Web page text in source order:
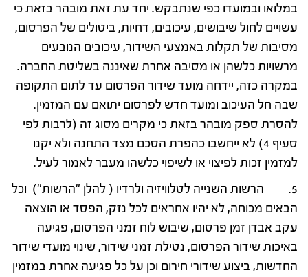
במלואו ובמועדו כפי שנתבקש. יחד עת זאת מובהר בזאת כי
עשויים לחול שיבושים, עיכובים, דחיות, ביטולים של הפרסום,
מסיבות של תקלות באמצעי השידור, עיכובים הנובעים
מרשויות כלשהן או מסיבה אחרת שאיננה בשליטת החברה.
במקרה כזה, יידחה מועד שידור הפרסום עד לתום התקופה
שבה חל העיכוב ומועד חדש לפרסום יתואם עם המזמין.
להסרת ספק מובהר בזאת כי מקרים מסוג זה (לרבות לפי
סעיף 4) לא ייחשבו כהפרת הסכם מצד התחנה ולא יקנו
למזמין זכות לפיצוי או לשיפוי כלשהו מעבר לאמור לעיל.
5. הרשות השנייה לטלוויזיה ולרדיו ( להלן "הרשות") וכל
הבאים מכוחה, לא יהיו אחראים לכל נזק, הפסד או הוצאה
עקב אבדן זמן פרסום, שיבוש לוח זמני הפרסום, פגיעה
באיכות שידור הפרסום, נטילת זמני שידור, שינוי מועדי שידור
החדשות, ביצוע שידורי חירום וכן על כל פגיעה אחרת במזמין